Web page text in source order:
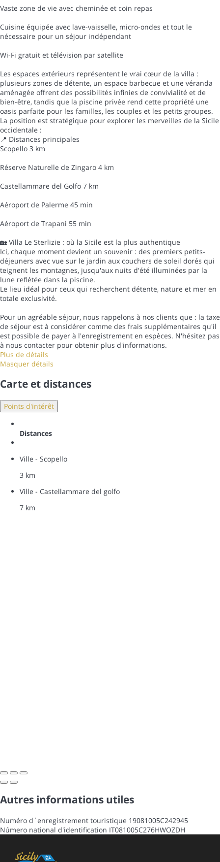
Vaste zone de vie avec cheminée et coin repas
Cuisine équipée avec lave-vaisselle, micro-ondes et tout le
nécessaire pour un séjour indépendant
Wi-Fi gratuit et télévision par satellite
Les espaces extérieurs représentent le vrai cœur de la villa :
plusieurs zones de détente, un espace barbecue et une véranda
aménagée offrent des possibilités infinies de convivialité et de
bien-être, tandis que la piscine privée rend cette propriété une
oasis parfaite pour les familles, les couples et les petits groupes.
La position est stratégique pour explorer les merveilles de la Sicile
occidentale :
📍 Distances principales
Scopello 3 km
Réserve Naturelle de Zingaro 4 km
Castellammare del Golfo 7 km
Aéroport de Palerme 45 min
Aéroport de Trapani 55 min
🏡 Villa Le Sterlizie : où la Sicile est la plus authentique
Ici, chaque moment devient un souvenir : des premiers petits-
déjeuners avec vue sur le jardin aux couchers de soleil dorés qui
teignent les montagnes, jusqu'aux nuits d'été illuminées par la
lune reflétée dans la piscine.
Le lieu idéal pour ceux qui recherchent détente, nature et mer en
totale exclusivité.
Pour un agréable séjour, nous rappelons à nos clients que : la taxe
de séjour est à considérer comme des frais supplémentaires qu'il
est possible de payer à l'enregistrement en espèces. N'hésitez pas
à nous contacter pour obtenir plus d'informations.
Plus de détails
Masquer détails
Carte et distances
Points d'intérêt
Distances
Ville - Scopello
3 km
Ville - Castellammare del golfo
7 km
Autres informations utiles
Numéro d´enregistrement touristique 19081005C242945
Número national d'identification IT081005C276HWOZDH